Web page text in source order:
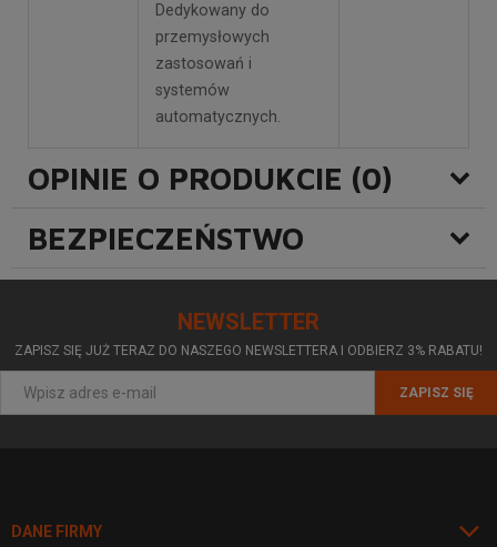
Dedykowany do
przemysłowych
zastosowań i
systemów
automatycznych.
OPINIE O PRODUKCIE (0)
BEZPIECZEŃSTWO
NEWSLETTER
ZAPISZ SIĘ JUŻ TERAZ DO NASZEGO NEWSLETTERA I ODBIERZ 3% RABATU!
ZAPISZ SIĘ
DANE FIRMY